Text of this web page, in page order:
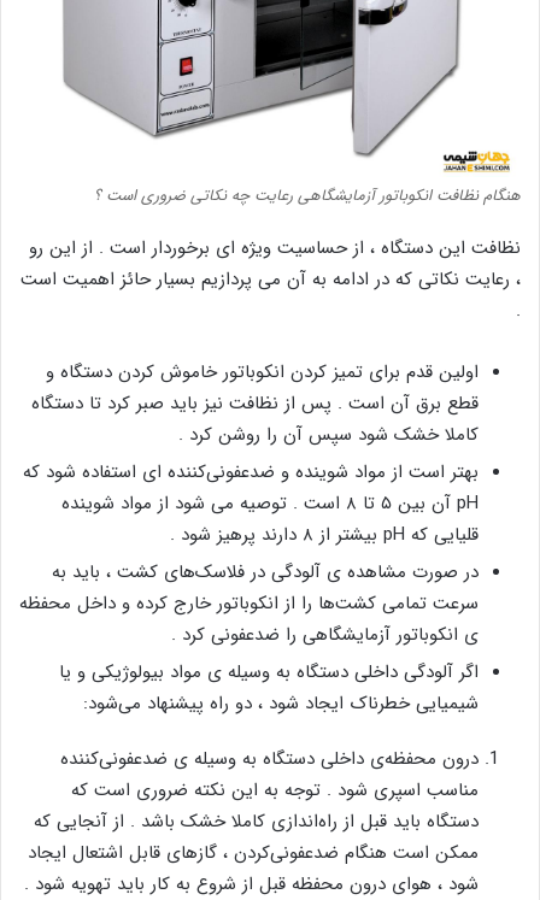
هنگام نظافت انکوباتور آزمایشگاهی رعایت چه نکاتی ضروری است ؟
نظافت این دستگاه ، از حساسیت ویژه ای برخوردار است . از این رو
، رعایت نکاتی که در ادامه به آن می پردازیم بسیار حائز اهمیت است
.
اولین قدم برای تمیز کردن انکوباتور خاموش کردن دستگاه و
قطع برق آن است . پس از نظافت نیز باید صبر کرد تا دستگاه
کاملا خشک شود سپس آن را روشن کرد .
بهتر است از مواد شوینده و ضدعفونی‌کننده ای استفاده شود که
pH آن بین ۵ تا ۸ است . توصیه می شود از مواد شوینده
قلیایی که pH بیشتر از ۸ دارند پرهیز شود .
در صورت مشاهده ی آلودگی در فلاسک‌های کشت ، باید به
سرعت تمامی کشت‌ها را از انکوباتور خارج کرده و داخل محفظه
ی انکوباتور آزمایشگاهی را ضدعفونی کرد .
اگر آلودگی داخلی دستگاه به وسیله ی مواد بیولوژیکی و یا
شیمیایی خطرناک ایجاد شود ، دو راه پیشنهاد می‌شود:
درون محفظه‌ی داخلی دستگاه به وسیله ی ضدعفونی‌کننده
مناسب اسپری شود . توجه به این نکته ضروری است که
دستگاه باید قبل از راه‌اندازی کاملا خشک باشد . از آنجایی که
ممکن است هنگام ضدعفونی‌کردن ، گازهای قابل اشتعال ایجاد
شود ، هوای درون محفظه قبل از شروع به کار باید تهویه شود .